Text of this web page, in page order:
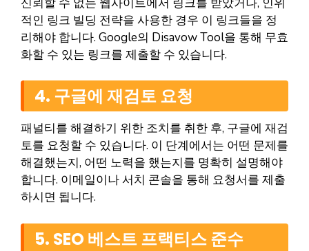
적인 링크 빌딩 전략을 사용한 경우 이 링크들을 정
리해야 합니다. Google의 Disavow Tool을 통해 무효
화할 수 있는 링크를 제출할 수 있습니다.
4. 구글에 재검토 요청
패널티를 해결하기 위한 조치를 취한 후, 구글에 재검
토를 요청할 수 있습니다. 이 단계에서는 어떤 문제를
해결했는지, 어떤 노력을 했는지를 명확히 설명해야
합니다. 이메일이나 서치 콘솔을 통해 요청서를 제출
하시면 됩니다.
5. SEO 베스트 프랙티스 준수